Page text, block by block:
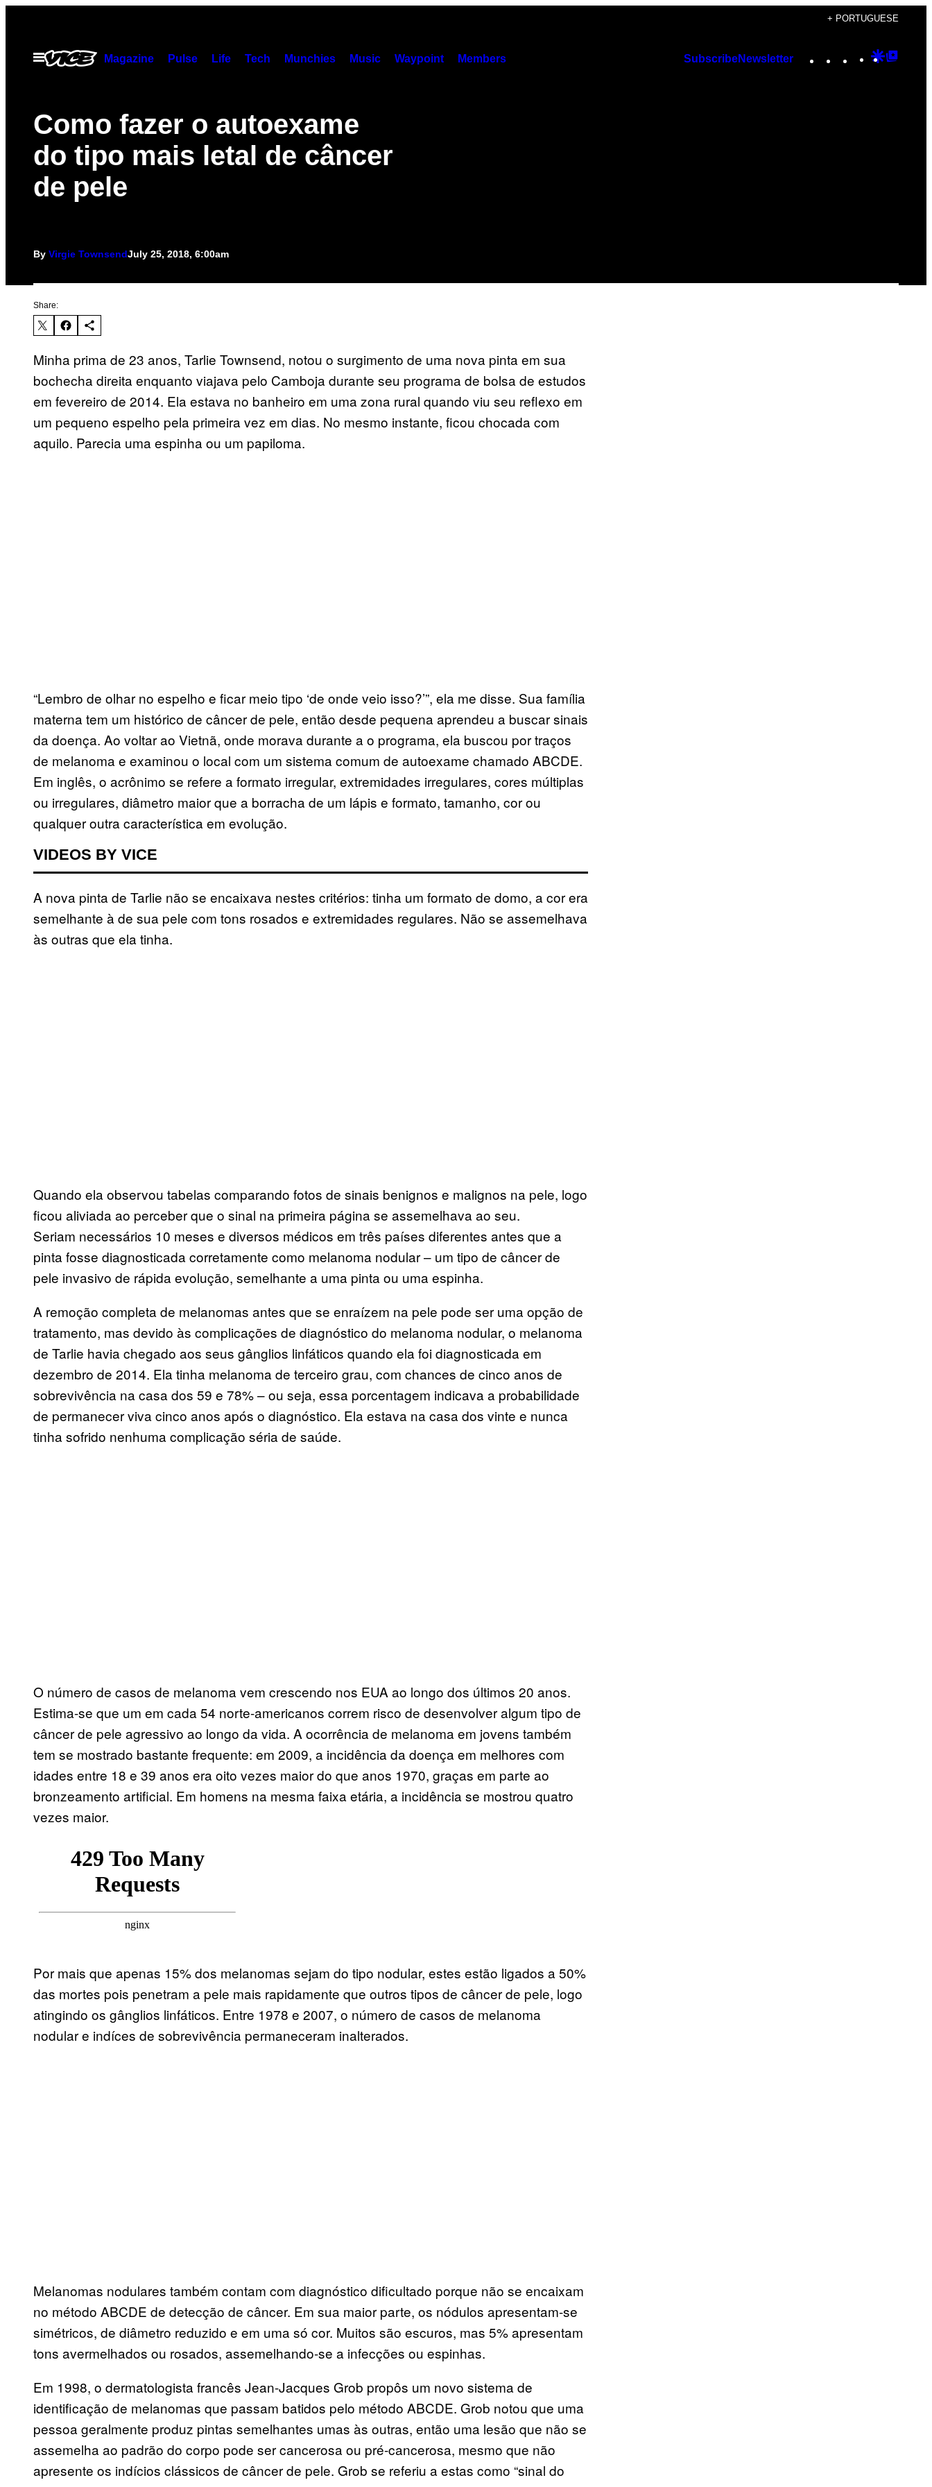
content
+ PORTUGUESE
Open
Menu
Magazine Pulse Life Tech Munchies Music Waypoint Members SubscribeNewsletter Instagram
TikTok
YouTube
Google
Como fazer o autoexame
do tipo mais letal de câncer
de pele
By Virgie TownsendJuly 25, 2018, 6:00am
Share:
Minha prima de 23 anos, Tarlie Townsend, notou o surgimento de uma nova pinta em sua
bochecha direita enquanto viajava pelo Camboja durante seu programa de bolsa de estudos
em fevereiro de 2014. Ela estava no banheiro em uma zona rural quando viu seu reflexo em
um pequeno espelho pela primeira vez em dias. No mesmo instante, ficou chocada com
aquilo. Parecia uma espinha ou um papiloma.
“Lembro de olhar no espelho e ficar meio tipo ‘de onde veio isso?’”, ela me disse. Sua família
materna tem um histórico de câncer de pele, então desde pequena aprendeu a buscar sinais
da doença. Ao voltar ao Vietnã, onde morava durante a o programa, ela buscou por traços
de melanoma e examinou o local com um sistema comum de autoexame chamado ABCDE.
Em inglês, o acrônimo se refere a formato irregular, extremidades irregulares, cores múltiplas
ou irregulares, diâmetro maior que a borracha de um lápis e formato, tamanho, cor ou
qualquer outra característica em evolução.
VIDEOS BY VICE
A nova pinta de Tarlie não se encaixava nestes critérios: tinha um formato de domo, a cor era
semelhante à de sua pele com tons rosados e extremidades regulares. Não se assemelhava
às outras que ela tinha.
Quando ela observou tabelas comparando fotos de sinais benignos e malignos na pele, logo
ficou aliviada ao perceber que o sinal na primeira página se assemelhava ao seu.
Seriam necessários 10 meses e diversos médicos em três países diferentes antes que a
pinta fosse diagnosticada corretamente como melanoma nodular – um tipo de câncer de
pele invasivo de rápida evolução, semelhante a uma pinta ou uma espinha.
A remoção completa de melanomas antes que se enraízem na pele pode ser uma opção de
tratamento, mas devido às complicações de diagnóstico do melanoma nodular, o melanoma
de Tarlie havia chegado aos seus gânglios linfáticos quando ela foi diagnosticada em
dezembro de 2014. Ela tinha melanoma de terceiro grau, com chances de cinco anos de
sobrevivência na casa dos 59 e 78% – ou seja, essa porcentagem indicava a probabilidade
de permanecer viva cinco anos após o diagnóstico. Ela estava na casa dos vinte e nunca
tinha sofrido nenhuma complicação séria de saúde.
O número de casos de melanoma vem crescendo nos EUA ao longo dos últimos 20 anos.
Estima-se que um em cada 54 norte-americanos correm risco de desenvolver algum tipo de
câncer de pele agressivo ao longo da vida. A ocorrência de melanoma em jovens também
tem se mostrado bastante frequente: em 2009, a incidência da doença em melhores com
idades entre 18 e 39 anos era oito vezes maior do que anos 1970, graças em parte ao
bronzeamento artificial. Em homens na mesma faixa etária, a incidência se mostrou quatro
vezes maior.
Por mais que apenas 15% dos melanomas sejam do tipo nodular, estes estão ligados a 50%
das mortes pois penetram a pele mais rapidamente que outros tipos de câncer de pele, logo
atingindo os gânglios linfáticos. Entre 1978 e 2007, o número de casos de melanoma
nodular e indíces de sobrevivência permaneceram inalterados.
Melanomas nodulares também contam com diagnóstico dificultado porque não se encaixam
no método ABCDE de detecção de câncer. Em sua maior parte, os nódulos apresentam-se
simétricos, de diâmetro reduzido e em uma só cor. Muitos são escuros, mas 5% apresentam
tons avermelhados ou rosados, assemelhando-se a infecções ou espinhas.
Em 1998, o dermatologista francês Jean-Jacques Grob propôs um novo sistema de
identificação de melanomas que passam batidos pelo método ABCDE. Grob notou que uma
pessoa geralmente produz pintas semelhantes umas às outras, então uma lesão que não se
assemelha ao padrão do corpo pode ser cancerosa ou pré-cancerosa, mesmo que não
apresente os indícios clássicos de câncer de pele. Grob se referiu a estas como “sinal do